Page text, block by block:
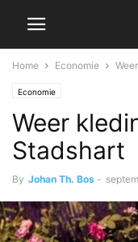
Home Economie
Economie
Weer
Stadshart
By Johan Th. Bos -